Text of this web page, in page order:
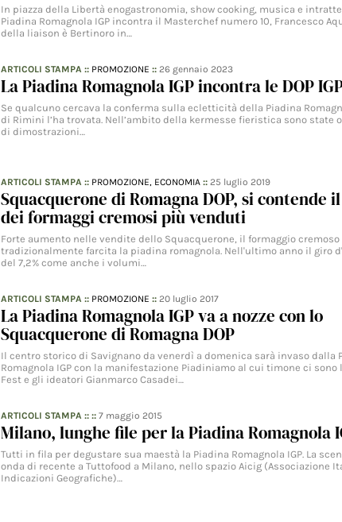
In piazza della Libertà enogastronomia, show cooking, musica e
Piadina Romagnola IGP incontra il Masterchef numero 10, Francesco
della liaison è Bertinoro in…
ARTICOLI STAMPA :: PROMOZIONE ::26 gennaio 2023
La Piadina Romagnola IGP incontra le DOP
Se qualcuno cercava la conferma sulla ecletticità della Piadina
di Rimini l’ha trovata. Nell’ambito della kermesse fieristica sono state
di dimostrazioni…
ARTICOLI STAMPA :: PROMOZIONE, ECONOMIA ::25 luglio 2019
Squacquerone di Romagna DOP, si contende
dei formaggi cremosi più venduti
Forte aumento nelle vendite dello Squacquerone, il formaggio
tradizionalmente farcita la piadina romagnola. Nell'ultimo anno il giro
del 7,2% come anche i volumi…
ARTICOLI STAMPA :: PROMOZIONE ::20 luglio 2017
La Piadina Romagnola IGP va a nozze con lo
Squacquerone di Romagna DOP
Il centro storico di Savignano da venerdì a domenica sarà invaso dalla
Romagnola IGP con la manifestazione Piadiniamo al cui timone ci sono
Fest e gli ideatori Gianmarco Casadei…
ARTICOLI STAMPA :: ::7 maggio 2015
Milano, lunghe file per la Piadina Romagnola
Tutti in fila per degustare sua maestà la Piadina Romagnola IGP. La
onda di recente a Tuttofood a Milano, nello spazio Aicig (Associazione
Indicazioni Geografiche)…